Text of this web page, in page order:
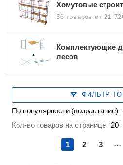
Хомутовые
56 товаров от 21
Комплектующие
лесов
ФИЛЬТР
По популярности (возрастание)
Кол-во товаров на странице
20
1 2 3 ...